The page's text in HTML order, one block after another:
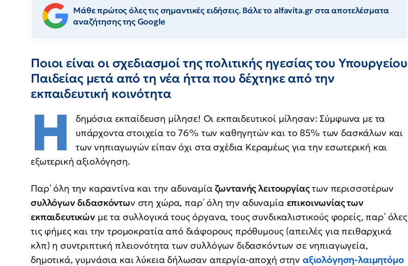
Μάθε πρώτος όλες τις σημαντικές ειδήσεις. Βάλε το alfavita.gr στα αποτελέσματα
αναζήτησης της Google
Ποιοι είναι οι σχεδιασμοί της πολιτικής ηγεσίας του Υπουργείου
Παιδείας μετά από τη νέα ήττα που δέχτηκε από την
εκπαιδευτική κοινότητα
Η
δημόσια εκπαίδευση μίλησε! Οι εκπαιδευτικοί μίλησαν: Σύμφωνα με τα
υπάρχοντα στοιχεία το 76% των καθηγητών και το 85% των δασκάλων και
των νηπιαγωγών είπαν όχι στα σχέδια Κεραμέως για την εσωτερική και
εξωτερική αξιολόγηση.
Παρ΄ όλη την καραντίνα και την αδυναμίαζωντανής λειτουργίαςτων περισσοτέρων
συλλόγων διδασκόντων στη χώρα, παρ΄ όλη την αδυναμία επικοινωνίας των
εκπαιδευτικώνμε τα συλλογικά τους όργανα, τους συνδικαλιστικούς φορείς, παρ΄ όλες
τις φήμες και την τρομοκρατία από διάφορους πρόθυμους (απειλές για πειθαρχικά
κλπ) η συντριπτική πλειονότητα των συλλόγων διδασκόντων σε νηπιαγωγεία,
δημοτικά, γυμνάσια και λύκεια δήλωσαν απεργία-αποχή στην αξιολόγηση-λαιμητόμο